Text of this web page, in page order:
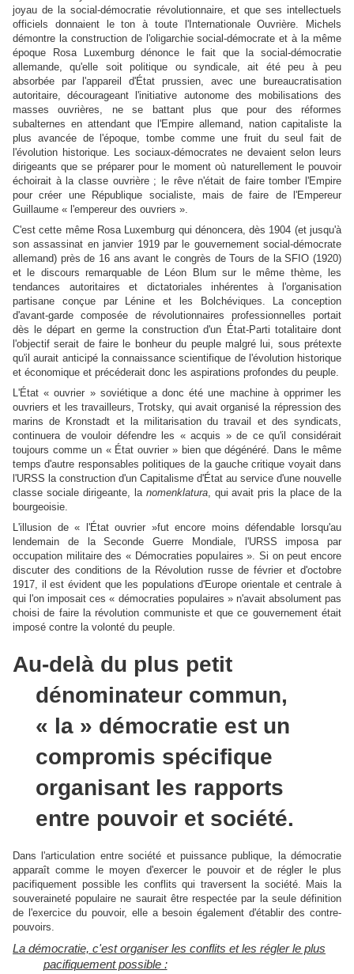
joyau de la social-démocratie révolutionnaire, et que ses intellectuels
officiels donnaient le ton à toute l'Internationale Ouvrière. Michels
démontre la construction de l'oligarchie social-démocrate et à la même
époque Rosa Luxemburg dénonce le fait que la social-démocratie
allemande, qu'elle soit politique ou syndicale, ait été peu à peu
absorbée par l'appareil d'État prussien, avec une bureaucratisation
autoritaire, décourageant l'initiative autonome des mobilisations des
masses ouvrières, ne se battant plus que pour des réformes
subalternes en attendant que l'Empire allemand, nation capitaliste la
plus avancée de l'époque, tombe comme une fruit du seul fait de
l'évolution historique. Les sociaux-démocrates ne devaient selon leurs
dirigeants que se préparer pour le moment où naturellement le pouvoir
échoirait à la classe ouvrière ; le rêve n'était de faire tomber l'Empire
pour créer une République socialiste, mais de faire de l'Empereur
Guillaume « l'empereur des ouvriers ».
C'est cette même Rosa Luxemburg qui dénoncera, dès 1904 (et jusqu'à
son assassinat en janvier 1919 par le gouvernement social-démocrate
allemand) près de 16 ans avant le congrès de Tours de la SFIO (1920)
et le discours remarquable de Léon Blum sur le même thème, les
tendances autoritaires et dictatoriales inhérentes à l'organisation
partisane conçue par Lénine et les Bolchéviques. La conception
d'avant-garde composée de révolutionnaires professionnelles portait
dès le départ en germe la construction d'un État-Parti totalitaire dont
l'objectif serait de faire le bonheur du peuple malgré lui, sous prétexte
qu'il aurait anticipé la connaissance scientifique de l'évolution historique
et économique et précéderait donc les aspirations profondes du peuple.
L'État « ouvrier » soviétique a donc été une machine à opprimer les
ouvriers et les travailleurs, Trotsky, qui avait organisé la répression des
marins de Kronstadt et la militarisation du travail et des syndicats,
continuera de vouloir défendre les « acquis » de ce qu'il considérait
toujours comme un « État ouvrier » bien que dégénéré. Dans le même
temps d'autre responsables politiques de la gauche critique voyait dans
l'URSS la construction d'un Capitalisme d'État au service d'une nouvelle
classe sociale dirigeante, la nomenklatura, qui avait pris la place de la
bourgeoisie.
L'illusion de « l'État ouvrier »fut encore moins défendable lorsqu'au
lendemain de la Seconde Guerre Mondiale, l'URSS imposa par
occupation militaire des « Démocraties populaires ». Si on peut encore
discuter des conditions de la Révolution russe de février et d'octobre
1917, il est évident que les populations d'Europe orientale et centrale à
qui l'on imposait ces « démocraties populaires » n'avait absolument pas
choisi de faire la révolution communiste et que ce gouvernement était
imposé contre la volonté du peuple.
Au-delà du plus petit
dénominateur commun,
« la » démocratie est un
compromis spécifique
organisant les rapports
entre pouvoir et société.
Dans l'articulation entre société et puissance publique, la démocratie
apparaît comme le moyen d'exercer le pouvoir et de régler le plus
pacifiquement possible les conflits qui traversent la société. Mais la
souveraineté populaire ne saurait être respectée par la seule définition
de l'exercice du pouvoir, elle a besoin également d'établir des contre-
pouvoirs.
La démocratie, c'est organiser les conflits et les régler le plus
pacifiquement possible :